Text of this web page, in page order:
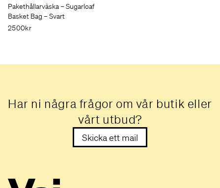
Pakethållarväska – Sugarloaf
Basket Bag – Svart
2500kr
Har ni några frågor om vår butik eller
vårt utbud?
Skicka ett mail